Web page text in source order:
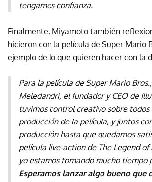
tengamos confianza.
Finalmente, Miyamoto también
hicieron con la película de Super Mario
ejemplo de lo que quieren hacer con la
Para la película de Super Mario
Meledandri, el fundador y CEO de
tuvimos control creativo sobre todos
producción de la película, y juntos
producción hasta que quedamos
película live-action de The Legend of
yo estamos tomando mucho tiempo
Esperamos lanzar algo bueno que